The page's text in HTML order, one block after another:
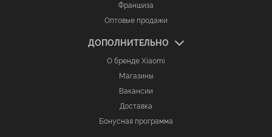
Франшиза
Оптовые продажи
ДОПОЛНИТЕЛЬНО
О бренде Xiaomi
Магазины
Вакансии
Доставка
Бонусная программа